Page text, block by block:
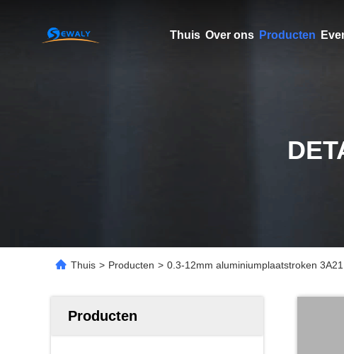
Thuis Over ons Producten
Thuis > Producten > 0.3-12mm aluminiumplaatstroken
Producten